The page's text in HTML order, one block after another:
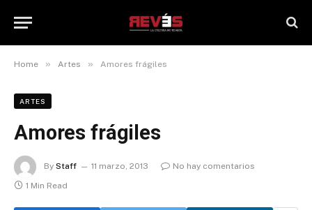
Home » Artes » Amores frágiles
ARTES
Amores frágiles
By Staff 11 marzo, 2013
No hay comentarios
1 Min Read